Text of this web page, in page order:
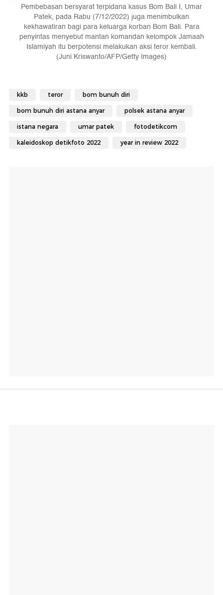
Pembebasan bersyarat terpidana kasus Bom Bali I, Umar
Patek, pada Rabu (7/12/2022) juga menimbulkan
kekhawatiran bagi para keluarga korban Bom Bali. Para
penyintas menyebut mantan komandan kelompok Jamaah
Islamiyah itu berpotensi melakukan aksi teror kembali.
(Juni Kriswanto/AFP/Getty Images)
kkb teror bom bunuh diri
bom bunuh diri astana anyar polsek astana anyar
istana negara umar patek fotodetikcom
kaleidoskop detikfoto 2022 year in review 2022